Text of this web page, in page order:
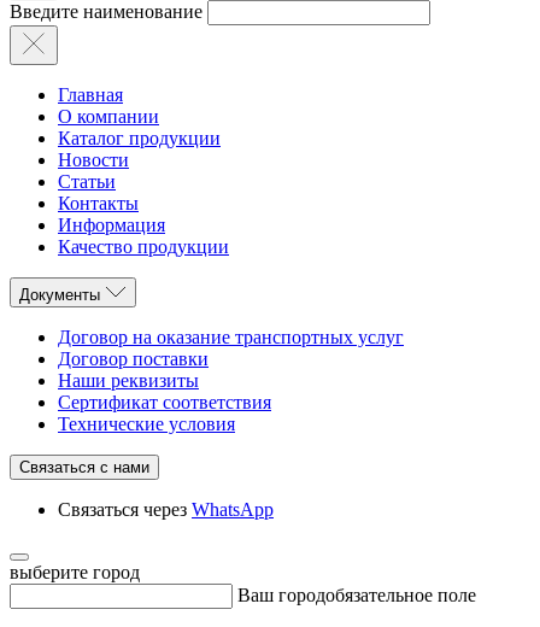
Введите наименование
Главная
О компании
Каталог продукции
Новости
Статьи
Контакты
Информация
Качество продукции
Документы
Договор на оказание транспортных услуг
Договор поставки
Наши реквизиты
Сертификат соответствия
Технические условия
Связаться с нами
Связаться через WhatsApp
выберите город
Ваш городобязательное поле